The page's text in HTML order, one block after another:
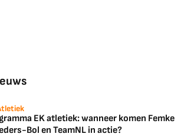
EK atletiek: wanneer komen Femke
Bol en TeamNL in actie?